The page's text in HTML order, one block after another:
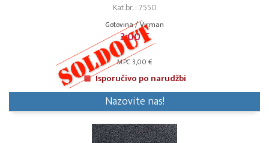
Kat.br. : 7550
Gotovina / Virman
3,00 €
MPC 3,00 €
Isporučivo po narudžbi
Nazovite nas!